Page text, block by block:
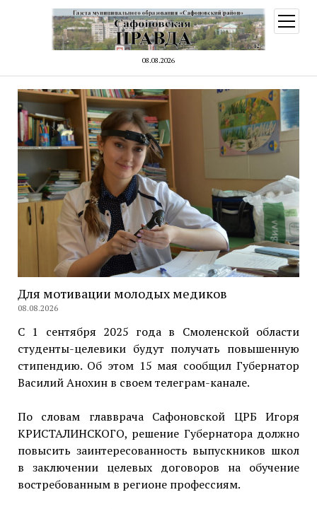
08.08.2026
меню
Для мотивации молодых медиков
08.08.2026
С 1 сентября 2025 года в Смоленской области
студенты-целевики будут получать повышенную
стипендию. Об этом 15 мая сообщил Губернатор
Василий Анохин в своем телеграм-канале.
По словам главврача Сафоновской ЦРБ Игоря
КРИСТАЛИНСКОГО, решение Губернатора должно
повысить заинтересованность выпускников школ
в заключении целевых договоров на обучение
востребованным в регионе профессиям.